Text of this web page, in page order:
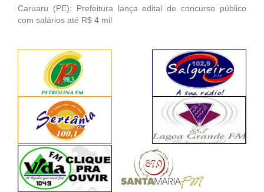
Caruaru (PE): Prefeitura lança edital de concurso público
com salários até R$ 4 mil